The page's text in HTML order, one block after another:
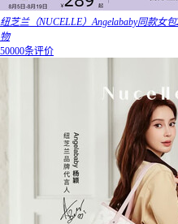
纽芝兰（NUCELLE）Angelababy同款女
物
50000条评价